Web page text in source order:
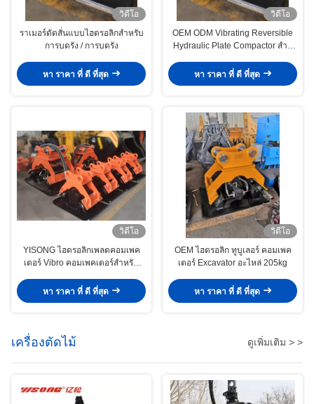
วิดีโอ
ราเมอร์ดัดสั่นแบบไฮดรอลิกสําหรับ
การบดรัง / การบดรัง
หา ราคา ที่ ดี ที่สุด
วิดีโอ
OEM ODM Vibrating Reversible
Hydraulic Plate Compactor สําห
หา ราคา ที่ ดี ที่สุด
วิดีโอ
YISONG ไฮดรอลิกเพลตคอมเพค
เตอร์ Vibro คอมเพคเตอร์สําหรับ
หา ราคา ที่ ดี ที่สุด
วิดีโอ
OEM ไฮดรอลิก ทูบูเลอร์ คอมเพค
เตอร์ Excavator อะไหล่ 205kg
หา ราคา ที่ ดี ที่สุด
เครื่องตัดไม้ ดูเพิ่มเติม > >